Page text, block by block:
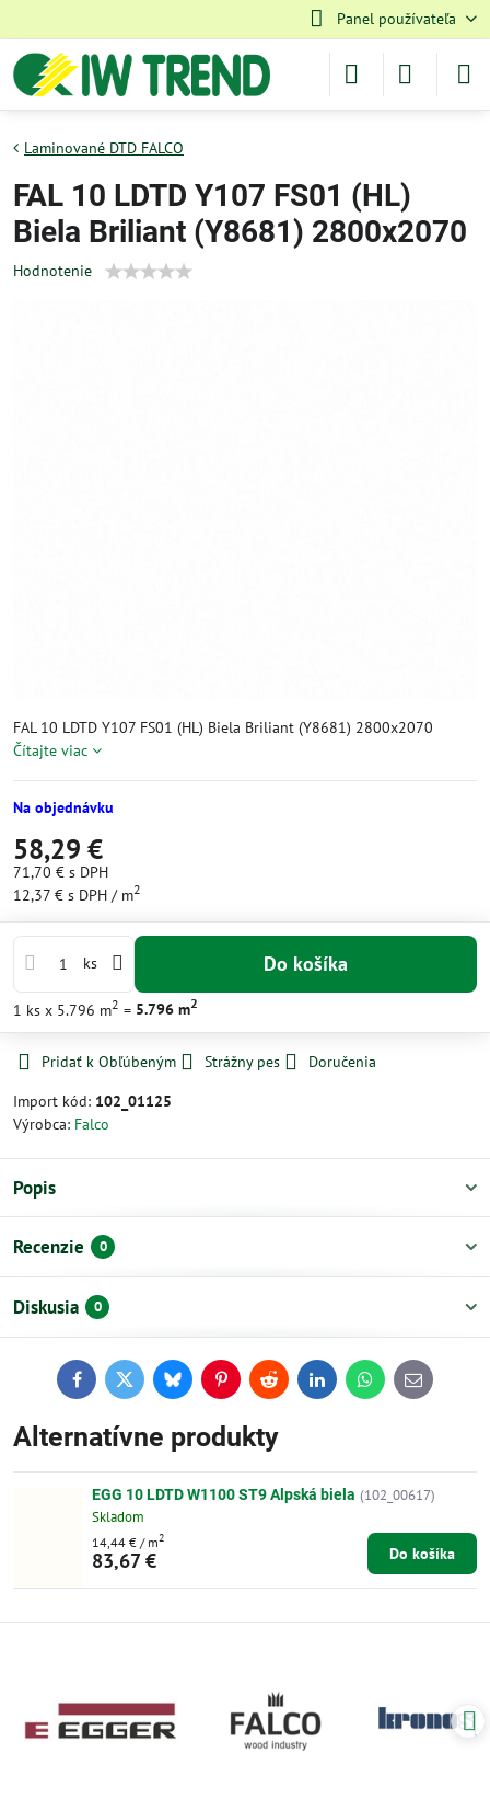
Panel používateľa
Laminované DTD FALCO
FAL 10 LDTD Y107 FS01 (HL)
Biela Briliant (Y8681) 2800x2070
Hodnotenie
FAL 10 LDTD Y107 FS01 (HL) Biela Briliant (Y8681) 2800x2070
Čítajte viac
Na objednávku
58,29 €
71,70 € s DPH
12,37 € s DPH / m2
ks Do košíka
1 ks x 5.796 m2 = 5.796 m2
Pridať k Obľúbeným Strážny pes
Doručenia
Import kód: 102_01125
Výrobca: Falco
Popis
Recenzie 0
Diskusia 0
FacebookTwitterBlueskyPinterestReddit LinkedInWhatsApp
E-
mail
Alternatívne produkty
EGG 10 LDTD W1100 ST9 Alpská biela (102_00617)
Skladom
83,67 €
14,44 € / m2
Do košíka